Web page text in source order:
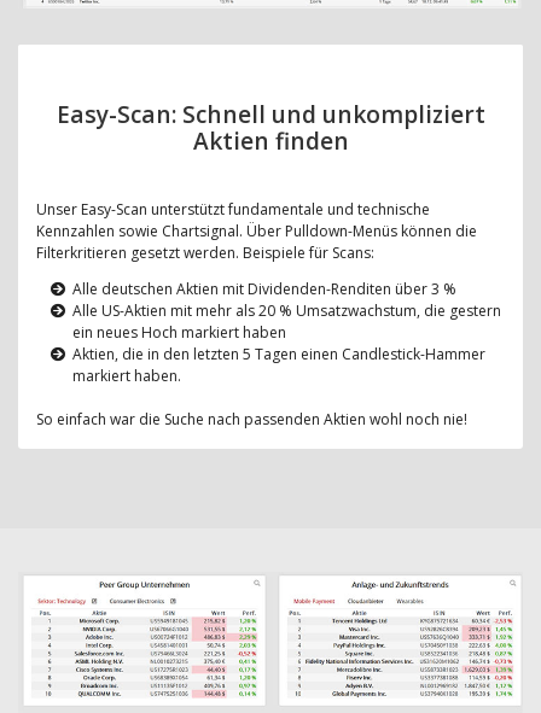
Easy-Scan: Schnell und unkompliziert
Aktien finden
Unser Easy-Scan unterstützt fundamentale und technische
Kennzahlen sowie Chartsignal. Über Pulldown-Menüs können die
Filterkritieren gesetzt werden. Beispiele für Scans:
Alle deutschen Aktien mit Dividenden-Renditen über 3 %
Alle US-Aktien mit mehr als 20 % Umsatzwachstum, die gestern
ein neues Hoch markiert haben
Aktien, die in den letzten 5 Tagen einen Candlestick-Hammer
markiert haben.
So einfach war die Suche nach passenden Aktien wohl noch nie!